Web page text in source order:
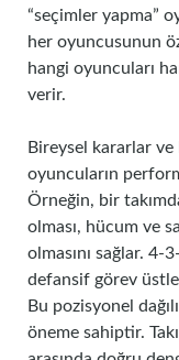
“seçimler yapma”
her oyuncusunun
hangi oyuncuları
verir.
Bireysel kararlar ve
oyuncuların
Örneğin, bir
olması, hücum ve
olmasını sağlar. 4-
defansif görev
Bu pozisyonel
öneme sahiptir.